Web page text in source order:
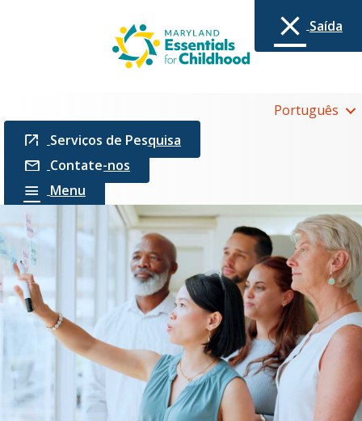
Português
Serviços de Pesquisa
Contate-nos
Menu
Saída